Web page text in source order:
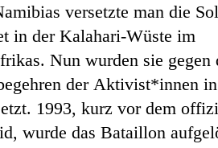
versetzte man die
in der Kalahari-Wüste im
Nun wurden sie gegen
der Aktivist*innen
1993, kurz vor dem
wurde das Bataillon